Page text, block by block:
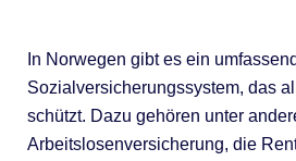
In Norwegen gibt es ein
Sozialversicherungssystem, das
schützt. Dazu gehören unter
Arbeitslosenversicherung, die